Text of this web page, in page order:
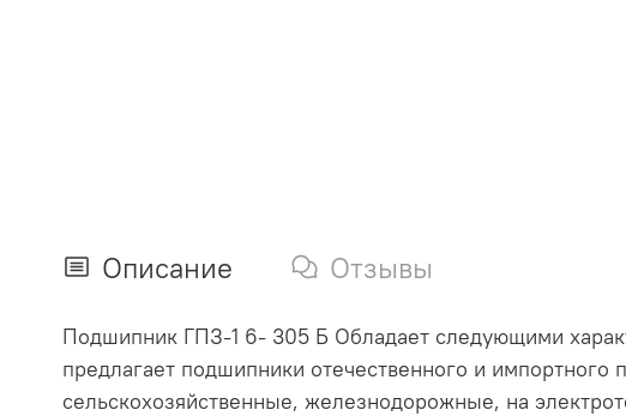
Описание Отзывы
Подшипник ГПЗ-1 6- 305 Б Обладает следующими
предлагает подшипники отечественного и
сельскохозяйственные, железнодорожные, на